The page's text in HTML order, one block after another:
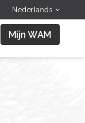
Nederlands
Mijn WAM